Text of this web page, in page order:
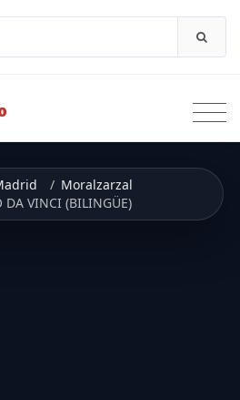
Moralzarzal
DA VINCI (BILINGÜE)